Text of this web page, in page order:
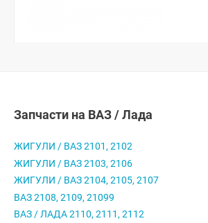
Запчасти на ВАЗ / Лада
ЖИГУЛИ / ВАЗ 2101, 2102
ЖИГУЛИ / ВАЗ 2103, 2106
ЖИГУЛИ / ВАЗ 2104, 2105, 2107
ВАЗ 2108, 2109, 21099
ВАЗ / ЛАДА 2110, 2111, 2112